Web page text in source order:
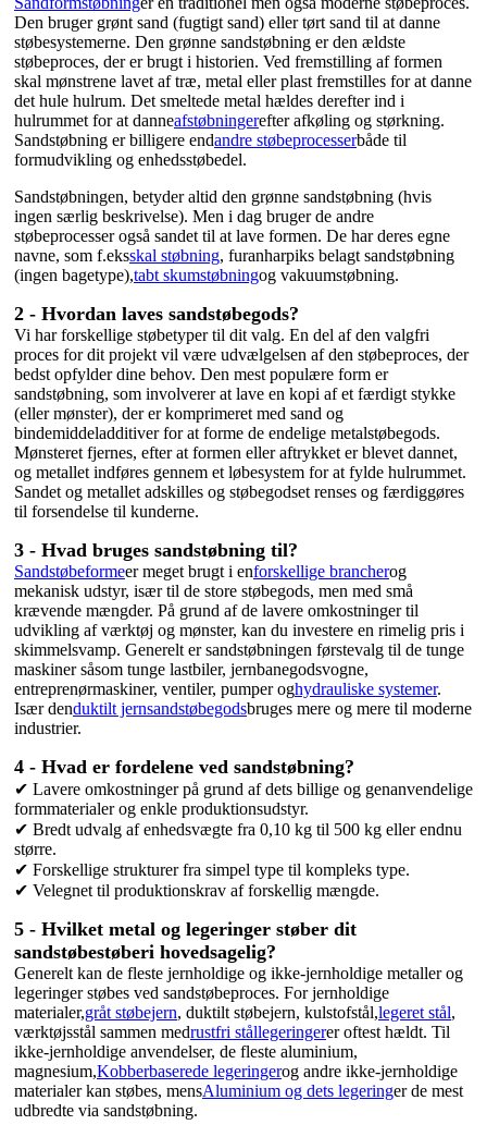
Den bruger grønt sand (fugtigt sand) eller tørt sand til at danne
støbesystemerne. Den grønne sandstøbning er den ældste
støbeproces, der er brugt i historien. Ved fremstilling af formen
skal mønstrene lavet af træ, metal eller plast fremstilles for at danne
det hule hulrum. Det smeltede metal hældes derefter ind i
hulrummet for at danneafstøbningerefter afkøling og størkning.
Sandstøbning er billigere endandre støbeprocesserbåde til
formudvikling og enhedsstøbedel.
Sandstøbningen, betyder altid den grønne sandstøbning (hvis
ingen særlig beskrivelse). Men i dag bruger de andre
støbeprocesser også sandet til at lave formen. De har deres egne
navne, som f.eksskal støbning, furanharpiks belagt sandstøbning
(ingen bagetype),tabt skumstøbningog vakuumstøbning.
2 - Hvordan laves sandstøbegods?
Vi har forskellige støbetyper til dit valg. En del af den valgfri
proces for dit projekt vil være udvælgelsen af ​​den støbeproces, der
bedst opfylder dine behov. Den mest populære form er
sandstøbning, som involverer at lave en kopi af et færdigt stykke
(eller mønster), der er komprimeret med sand og
bindemiddeladditiver for at forme de endelige metalstøbegods.
Mønsteret fjernes, efter at formen eller aftrykket er blevet dannet,
og metallet indføres gennem et løbesystem for at fylde hulrummet.
Sandet og metallet adskilles og støbegodset renses og færdiggøres
til forsendelse til kunderne.
3 - Hvad bruges sandstøbning til?
Sandstøbeformeer meget brugt i enforskellige brancherog
mekanisk udstyr, især til de store støbegods, men med små
krævende mængder. På grund af de lavere omkostninger til
udvikling af værktøj og mønster, kan du investere en rimelig pris i
skimmelsvamp. Generelt er sandstøbningen førstevalg til de tunge
maskiner såsom tunge lastbiler, jernbanegodsvogne,
entreprenørmaskiner, ventiler, pumper oghydrauliske systemer.
Især denduktilt jernsandstøbegodsbruges mere og mere til moderne
industrier.
4 - Hvad er fordelene ved sandstøbning?
✔ Lavere omkostninger på grund af dets billige og genanvendelige
formmaterialer og enkle produktionsudstyr.
✔ Bredt udvalg af enhedsvægte fra 0,10 kg til 500 kg eller endnu
større.
✔ Forskellige strukturer fra simpel type til kompleks type.
✔ Velegnet til produktionskrav af forskellig mængde.
5 - Hvilket metal og legeringer støber dit
sandstøbestøberi hovedsagelig?
Generelt kan de fleste jernholdige og ikke-jernholdige metaller og
legeringer støbes ved sandstøbeproces. For jernholdige
materialer,gråt støbejern, duktilt støbejern, kulstofstål,legeret stål,
værktøjsstål sammen medrustfri stållegeringerer oftest hældt. Til
ikke-jernholdige anvendelser, de fleste aluminium,
magnesium,Kobberbaserede legeringerog andre ikke-jernholdige
materialer kan støbes, mensAluminium og dets legeringer de mest
udbredte via sandstøbning.